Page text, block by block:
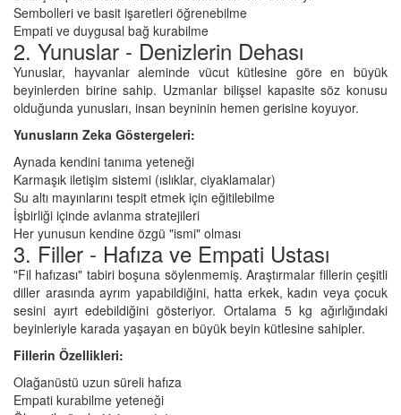
Sembolleri ve basit işaretleri öğrenebilme
Empati ve duygusal bağ kurabilme
2. Yunuslar - Denizlerin Dehası
Yunuslar, hayvanlar aleminde vücut kütlesine göre en büyük
beyinlerden birine sahip. Uzmanlar bilişsel kapasite söz konusu
olduğunda yunusları, insan beyninin hemen gerisine koyuyor.
Yunusların Zeka Göstergeleri:
Aynada kendini tanıma yeteneği
Karmaşık iletişim sistemi (ıslıklar, ciyaklamalar)
Su altı mayınlarını tespit etmek için eğitilebilme
İşbirliği içinde avlanma stratejileri
Her yunusun kendine özgü "ismi" olması
3. Filler - Hafıza ve Empati Ustası
"Fil hafızası" tabiri boşuna söylenmemiş. Araştırmalar fillerin çeşitli
diller arasında ayrım yapabildiğini, hatta erkek, kadın veya çocuk
sesini ayırt edebildiğini gösteriyor. Ortalama 5 kg ağırlığındaki
beyinleriyle karada yaşayan en büyük beyin kütlesine sahipler.
Fillerin Özellikleri:
Olağanüstü uzun süreli hafıza
Empati kurabilme yeteneği